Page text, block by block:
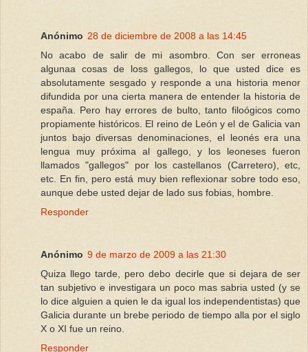
Anónimo 28 de diciembre de 2008 a las 14:45
No acabo de salir de mi asombro. Con ser erroneas
algunaa cosas de loss gallegos, lo que usted dice es
absolutamente sesgado y responde a una historia menor
difundida por una cierta manera de entender la historia de
españa. Pero hay errores de bulto, tanto filoógicos como
propiamente históricos. El reino de León y el de Galicia van
juntos bajo diversas denominaciones, el leonés era una
lengua muy próxima al gallego, y los leoneses fueron
llamados "gallegos" por los castellanos (Carretero), etc,
etc. En fin, pero está muy bien reflexionar sobre todo eso,
aunque debe usted dejar de lado sus fobias, hombre.
Responder
Anónimo 9 de marzo de 2009 a las 21:30
Quiza llego tarde, pero debo decirle que si dejara de ser
tan subjetivo e investigara un poco mas sabria usted (y se
lo dice alguien a quien le da igual los independentistas) que
Galicia durante un brebe periodo de tiempo alla por el siglo
X o XI fue un reino.
Responder